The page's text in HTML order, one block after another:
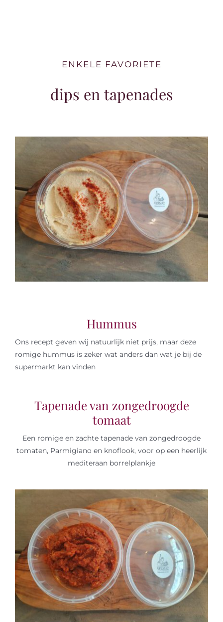
ENKELE FAVORIETE
dips en tapenades
Hummus
Ons recept geven wij natuurlijk niet prijs, maar deze
romige hummus is zeker wat anders dan wat je bij de
supermarkt kan vinden
Tapenade van zongedroogde
tomaat
Een romige en zachte tapenade van zongedroogde
tomaten, Parmigiano en knoflook, voor op een heerlijk
mediteraan borrelplankje